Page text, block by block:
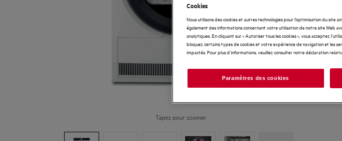
Tapez pour zoomer
Cookies
Nous utilisons des cookies et autres technologies pour l’optimisation du site
également des informations concernant votre utilisation de notre site Web
analytiques. En cliquant sur « Autoriser tous les cookies », vous acceptez
bloquez certains types de cookies et votre expérience de navigation et les
impactés. Pour plus d'informations, veuillez consulter notre déclaration
Paramètres des cookies